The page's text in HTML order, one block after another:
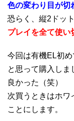
色の変わり目が
恐らく、縦2ドッ
プレイを全て使い
今回は有機EL初
と思って購入し
良かった（笑）
次買うときはホワ
ことにします。